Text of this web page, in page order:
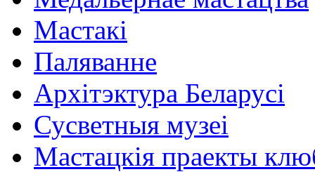
Мастакі
Паляванне
Архітэктура Беларусі
Сусветныя музеі
Мастацкія праекты